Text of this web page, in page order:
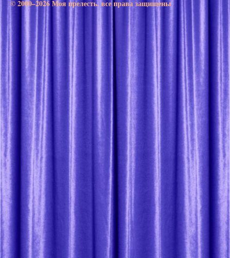
© 2000–2026 Моя прелесть. все права защищены